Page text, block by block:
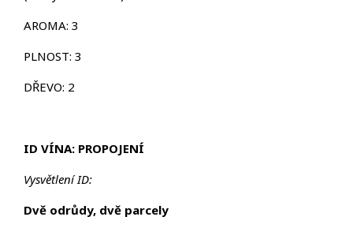
AROMA: 3
PLNOST: 3
DŘEVO: 2
ID VÍNA: PROPOJENÍ
Vysvětlení ID:
Dvě odrůdy, dvě parcely